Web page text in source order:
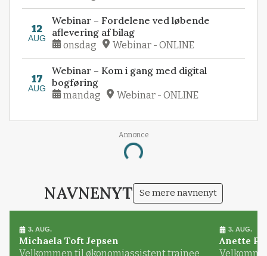
12
AUG
Webinar – Fordelene ved løbende
aflevering af bilag
onsdag Webinar - ONLINE
17
AUG
Webinar – Kom i gang med digital
bogføring
mandag Webinar - ONLINE
Annonce
Loading...
NAVNENYT Se mere navnenyt
3. AUG.
Michaela Toft Jepsen
Velkommen til økonomiassistent trainee
3. AUG.
Anette